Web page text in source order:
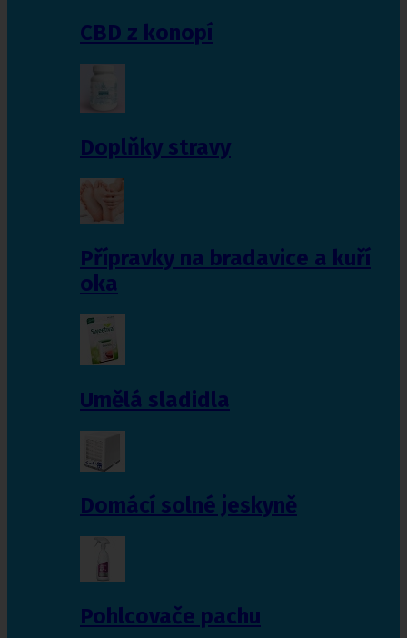
CBD z konopí
Doplňky stravy
Přípravky na bradavice a kuří
oka
Umělá sladidla
Domácí solné jeskyně
Pohlcovače pachu